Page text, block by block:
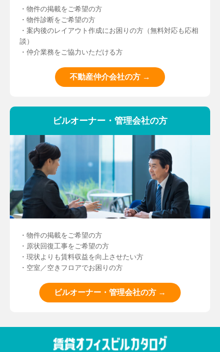
・物件の掲載をご希望の方
・物件診断をご希望の方
・案内後のレイアウト作成にお困りの方（無料対応も応相
談）
・仲介業務をご協力いただける方
不動産仲介会社の方 →
ビルオーナー・管理会社の方
・物件の掲載をご希望の方
・原状回復工事をご希望の方
・現状よりも賃料収益を向上させたい方
・空室／空きフロアでお困りの方
ビルオーナー・管理会社の方 →